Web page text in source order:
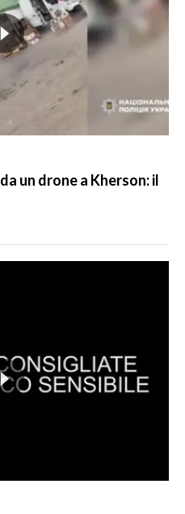
un drone a Kherson: il